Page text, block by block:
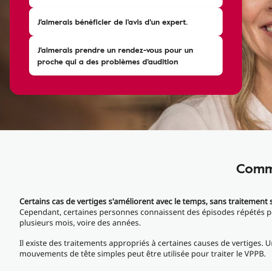
J'aimerais bénéficier de l'avis d'un expert.
J'aimerais prendre un rendez-vous pour un
proche qui a des problèmes d'audition
Certains cas de vertiges s'améliorent avec le temps, sans traitement
Cependant, certaines personnes connaissent des épisodes répétés
plusieurs mois, voire des années.
Il existe des traitements appropriés à certaines causes de vertiges.
mouvements de tête simples peut être utilisée pour traiter le VPPB.